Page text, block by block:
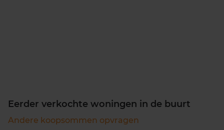
Eerder verkochte woningen in de buurt
Andere koopsommen opvragen